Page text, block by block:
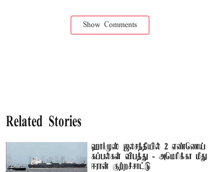
Show Comments
Related Stories
ஹார்முஸ் ஜலசந்தியில் 2 எண்ணெய்
கப்பல்கள் விபத்து - அமெரிக்கா மீது
ஈரான் குற்றச்சாட்டு